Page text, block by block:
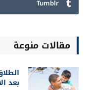
Tumblr
مقالات منوعة
بعد